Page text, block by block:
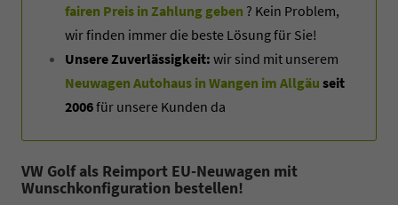
fairen Preis in Zahlung geben ? Kein Problem,
wir finden immer die beste Lösung für Sie!
Unsere Zuverlässigkeit: wir sind mit unserem
Neuwagen Autohaus in Wangen im Allgäu seit
2006für unsere Kunden da
VW Golf als Reimport EU-Neuwagen mit
Wunschkonfiguration bestellen!